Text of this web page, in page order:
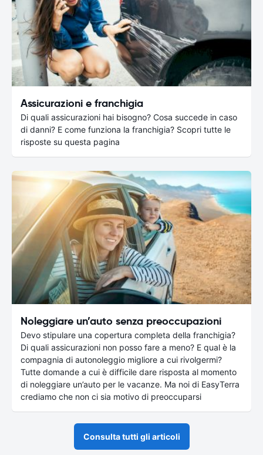
Assicurazioni e franchigia
Di quali assicurazioni hai bisogno? Cosa succede in caso
di danni? E come funziona la franchigia? Scopri tutte le
risposte su questa pagina
Noleggiare un’auto senza preoccupazioni
Devo stipulare una copertura completa della franchigia?
Di quali assicurazioni non posso fare a meno? E qual è la
compagnia di autonoleggio migliore a cui rivolgermi?
Tutte domande a cui è difficile dare risposta al momento
di noleggiare un’auto per le vacanze. Ma noi di EasyTerra
crediamo che non ci sia motivo di preoccuparsi
Consulta tutti gli articoli